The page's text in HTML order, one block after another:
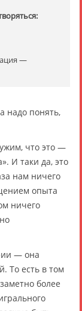
—
надо понять,
что это —
И таки да, это
нам ничего
опыта
ничего
— она
То есть в том
более